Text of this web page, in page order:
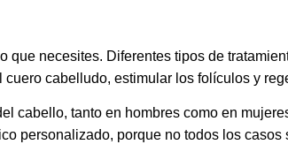
que necesites. Diferentes tipos de
cabelludo, estimular los folículos y
cabello, tanto en hombres como en
personalizado, porque no todos los casos